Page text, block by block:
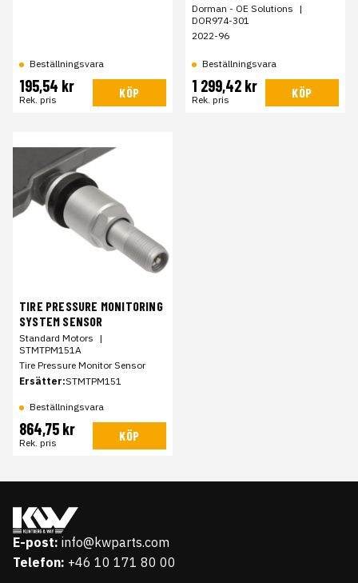
Beställningsvara
195,54 kr
Rek. pris KÖP
Dorman - OE Solutions |
DOR974-301
2022-96
Beställningsvara
1 299,42 kr
Rek. pris KÖP
TIRE PRESSURE MONITORING
SYSTEM SENSOR
Standard Motors |
STMTPM151A
Tire Pressure Monitor Sensor
Ersätter:STMTPM151
Beställningsvara
864,75 kr
Rek. pris KÖP
E-post: info@kwparts.com
Telefon: +46 10 171 80 00